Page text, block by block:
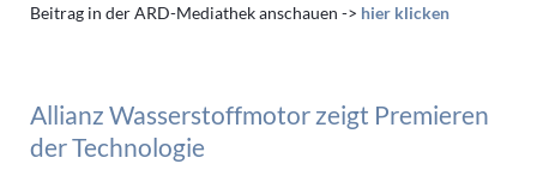
Beitrag in der ARD-Mediathek anschauen -> hier klicken
Allianz Wasserstoffmotor zeigt Premieren
der Technologie